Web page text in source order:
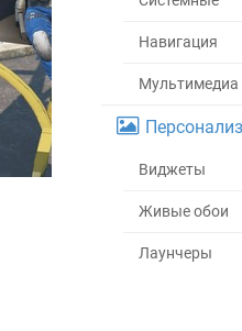
Навигация
Мультимедиа
Виджеты
Живые обои
Лаунчеры